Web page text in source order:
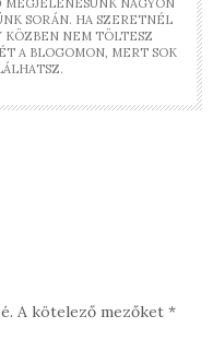
SORÁN. HA SZERETNÉL
NEM TÖLTESZ
A BLOGOMON, MERT SOK
A kötelező mezőket *